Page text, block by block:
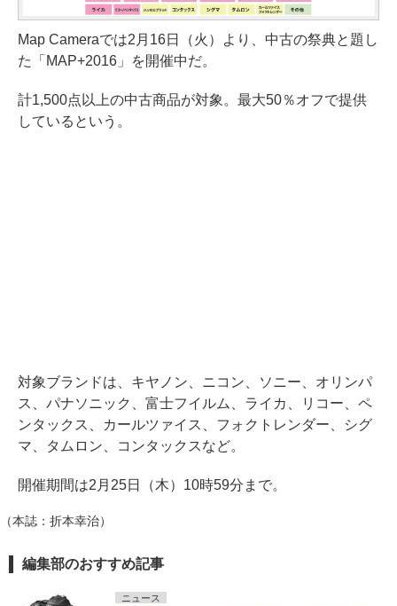
Map Cameraでは2月16日（火）より、中古の祭典と題し
た「MAP+2016」を開催中だ。
計1,500点以上の中古商品が対象。最大50％オフで提供
しているという。
対象ブランドは、キヤノン、ニコン、ソニー、オリンパ
ス、パナソニック、富士フイルム、ライカ、リコー、ペ
ンタックス、カールツァイス、フォクトレンダー、シグ
マ、タムロン、コンタックスなど。
開催期間は2月25日（木）10時59分まで。
（本誌：折本幸治）
編集部のおすすめ記事
ニュース